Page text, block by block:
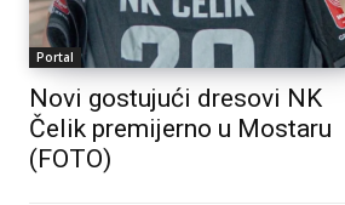
Portal
Novi gostujući dresovi NK
Čelik premijerno u Mostaru
(FOTO)